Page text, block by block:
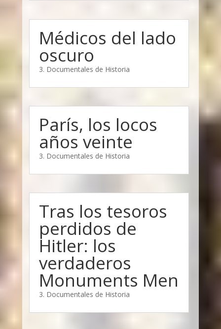
Médicos del lado
oscuro
3. Documentales de Historia
París, los locos
años veinte
3. Documentales de Historia
Tras los tesoros
perdidos de
Hitler: los
verdaderos
Monuments Men
3. Documentales de Historia